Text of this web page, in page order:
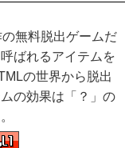
無料脱出ゲームだ
ばれるアイテムを
の世界から脱出
の効果は「？」の